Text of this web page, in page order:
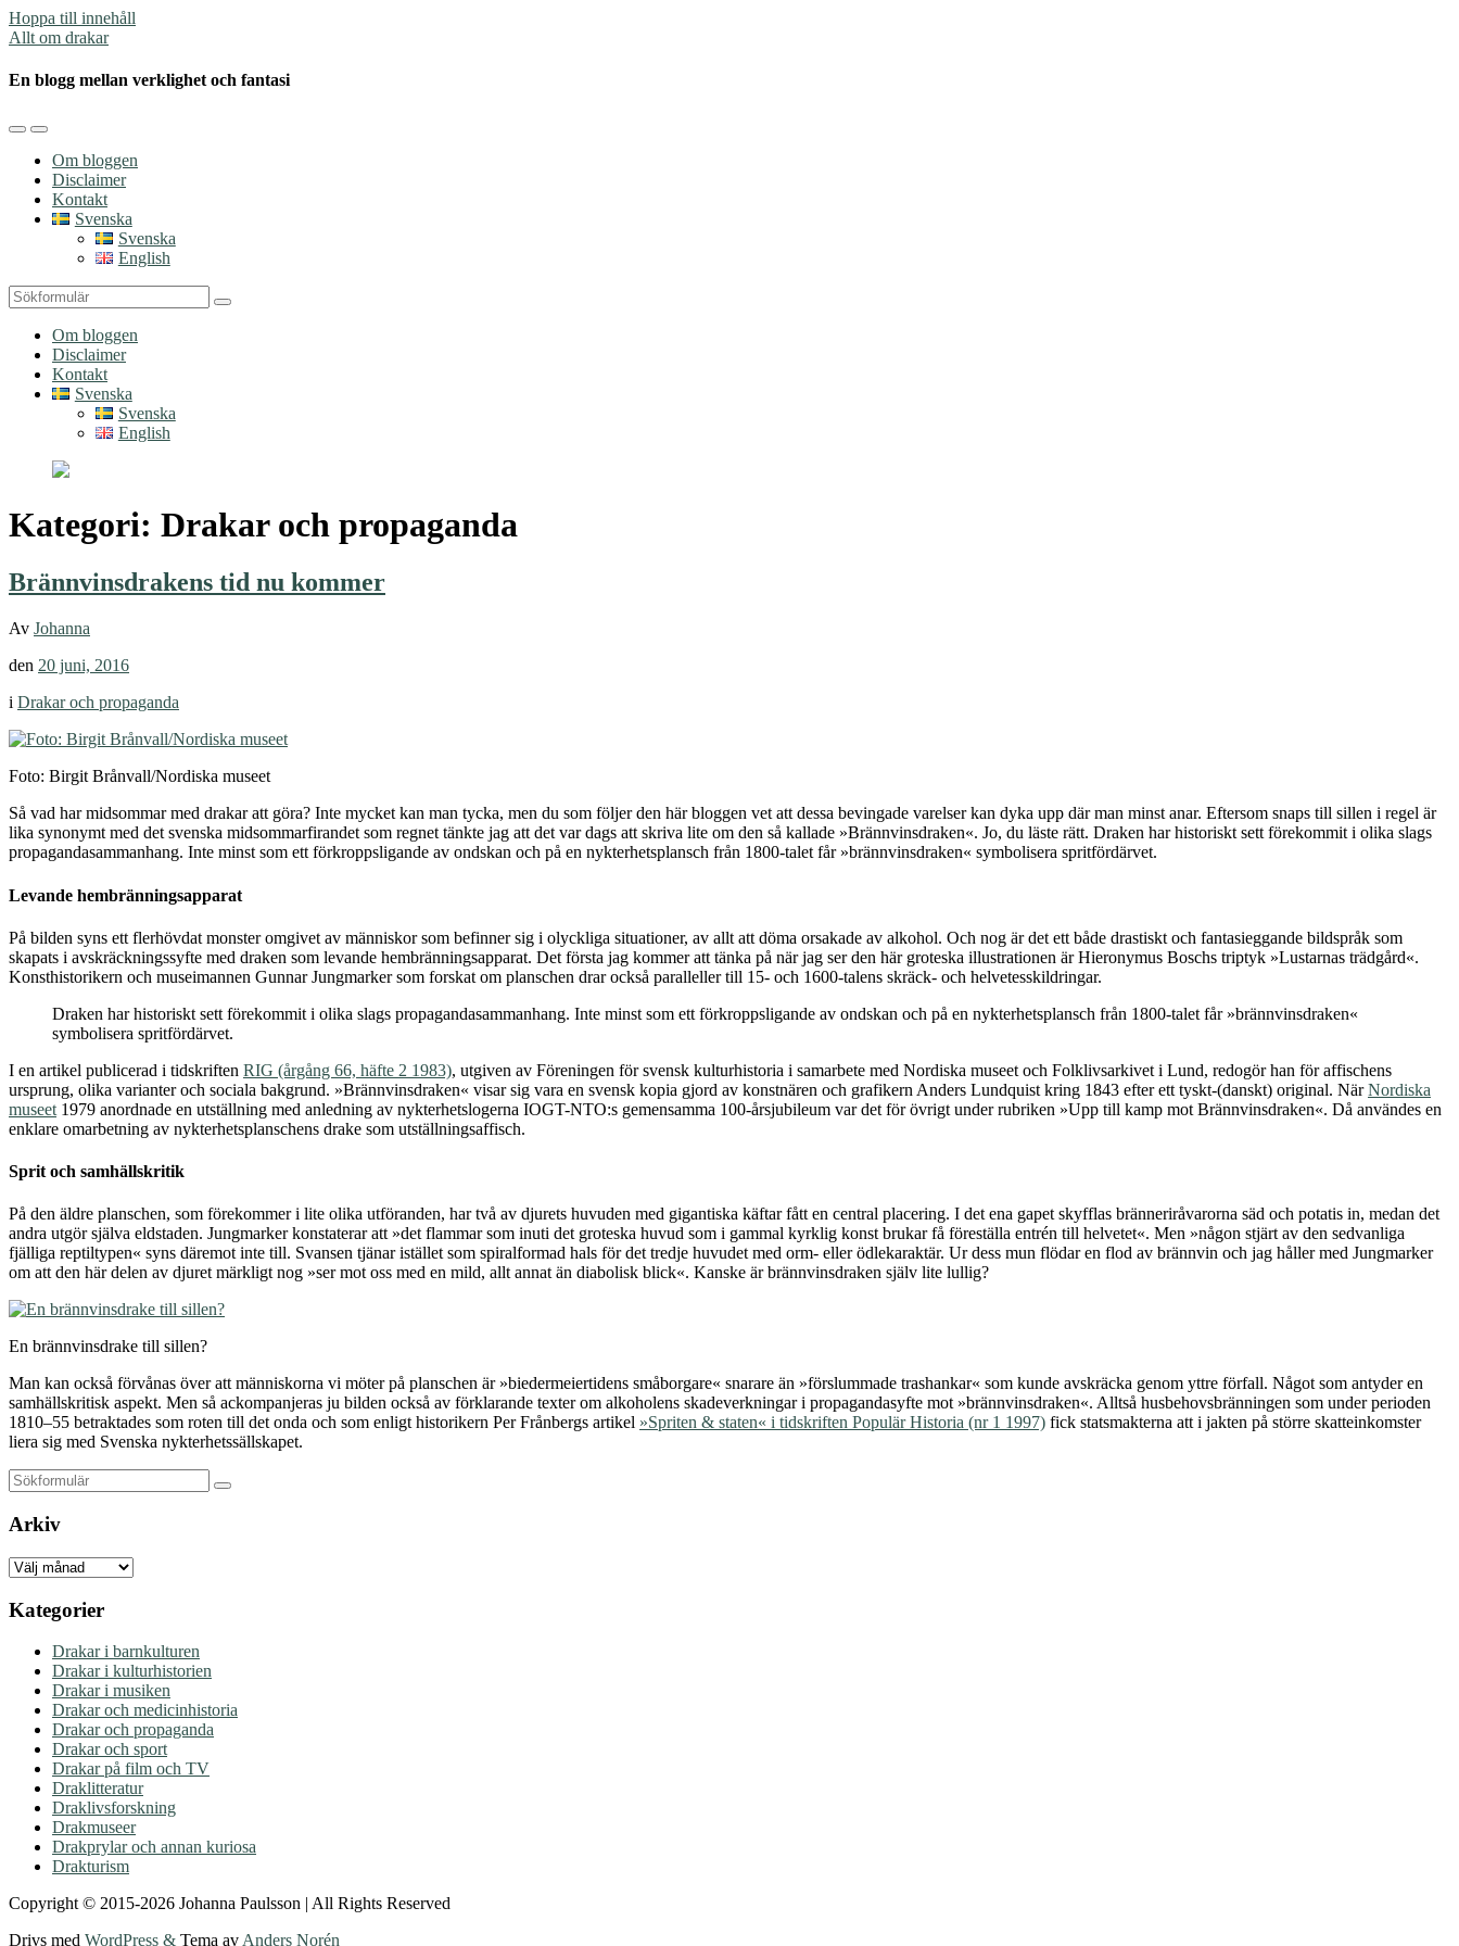
Hoppa till innehåll
Allt om drakar
En blogg mellan verklighet och fantasi
Slå
mobilmenyn
Slå
på/av
sökfältet
Om bloggen
Disclaimer
Kontakt
Svenska
Svenska
English
Sök
Om bloggen
Disclaimer
Kontakt
Svenska
Svenska
English
Kategori: Drakar och propaganda
Brännvinsdrakens tid nu kommer
Av Johanna
den 20 juni, 2016
i Drakar och propaganda
Foto: Birgit Brånvall/Nordiska museet
Så vad har midsommar med drakar att göra? Inte mycket kan man tycka, men du som följer den här bloggen vet att dessa bevingade varelser kan dyka upp där man minst anar. Eftersom snaps till sillen i regel är
lika synonymt med det svenska midsommarfirandet som regnet tänkte jag att det var dags att skriva lite om den så kallade »Brännvinsdraken«. Jo, du läste rätt. Draken har historiskt sett förekommit i olika slags
propagandasammanhang. Inte minst som ett förkroppsligande av ondskan och på en nykterhetsplansch från 1800-talet får »brännvinsdraken« symbolisera spritfördärvet.
Levande hembränningsapparat
På bilden syns ett flerhövdat monster omgivet av människor som befinner sig i olyckliga situationer, av allt att döma orsakade av alkohol. Och nog är det ett både drastiskt och fantasieggande bildspråk som
skapats i avskräckningssyfte med draken som levande hembränningsapparat. Det första jag kommer att tänka på när jag ser den här groteska illustrationen är Hieronymus Boschs triptyk »Lustarnas trädgård«.
Konsthistorikern och museimannen Gunnar Jungmarker som forskat om planschen drar också paralleller till 15- och 1600-talens skräck- och helvetesskildringar.
Draken har historiskt sett förekommit i olika slags propagandasammanhang. Inte minst som ett förkroppsligande av ondskan och på en nykterhetsplansch från 1800-talet får »brännvinsdraken«
symbolisera spritfördärvet.
I en artikel publicerad i tidskriften RIG (årgång 66, häfte 2 1983), utgiven av Föreningen för svensk kulturhistoria i samarbete med Nordiska museet och Folklivsarkivet i Lund, redogör han för affischens
ursprung, olika varianter och sociala bakgrund. »Brännvinsdraken« visar sig vara en svensk kopia gjord av konstnären och grafikern Anders Lundquist kring 1843 efter ett tyskt-(danskt) original. NärNordiska
museet 1979 anordnade en utställning med anledning av nykterhetslogerna IOGT-NTO:s gemensamma 100-årsjubileum var det för övrigt under rubriken »Upp till kamp mot Brännvinsdraken«. Då användes en
enklare omarbetning av nykterhetsplanschens drake som utställningsaffisch.
Sprit och samhällskritik
På den äldre planschen, som förekommer i lite olika utföranden, har två av djurets huvuden med gigantiska käftar fått en central placering. I det ena gapet skyfflas bränneriråvarorna säd och potatis in, medan det
andra utgör själva eldstaden. Jungmarker konstaterar att »det flammar som inuti det groteska huvud som i gammal kyrklig konst brukar få föreställa entrén till helvetet«. Men »någon stjärt av den sedvanliga
fjälliga reptiltypen« syns däremot inte till. Svansen tjänar istället som spiralformad hals för det tredje huvudet med orm- eller ödlekaraktär. Ur dess mun flödar en flod av brännvin och jag håller med Jungmarker
om att den här delen av djuret märkligt nog »ser mot oss med en mild, allt annat än diabolisk blick«. Kanske är brännvinsdraken själv lite lullig?
En brännvinsdrake till sillen?
Man kan också förvånas över att människorna vi möter på planschen är »biedermeiertidens småborgare« snarare än »förslummade trashankar« som kunde avskräcka genom yttre förfall. Något som antyder en
samhällskritisk aspekt. Men så ackompanjeras ju bilden också av förklarande texter om alkoholens skadeverkningar i propagandasyfte mot »brännvinsdraken«. Alltså husbehovsbränningen som under perioden
1810–55 betraktades som roten till det onda och som enligt historikern Per Frånbergs artikel »Spriten & staten« i tidskriften Populär Historia (nr 1 1997) fick statsmakterna att i jakten på större skatteinkomster
liera sig med Svenska nykterhetssällskapet.
Sök
Arkiv
Arkiv
Kategorier
Drakar i barnkulturen
Drakar i kulturhistorien
Drakar i musiken
Drakar och medicinhistoria
Drakar och propaganda
Drakar och sport
Drakar på film och TV
Draklitteratur
Draklivsforskning
Drakmuseer
Drakprylar och annan kuriosa
Drakturism
Copyright © 2015-2026 Johanna Paulsson | All Rights Reserved
Drivs med WordPress & Tema av Anders Norén